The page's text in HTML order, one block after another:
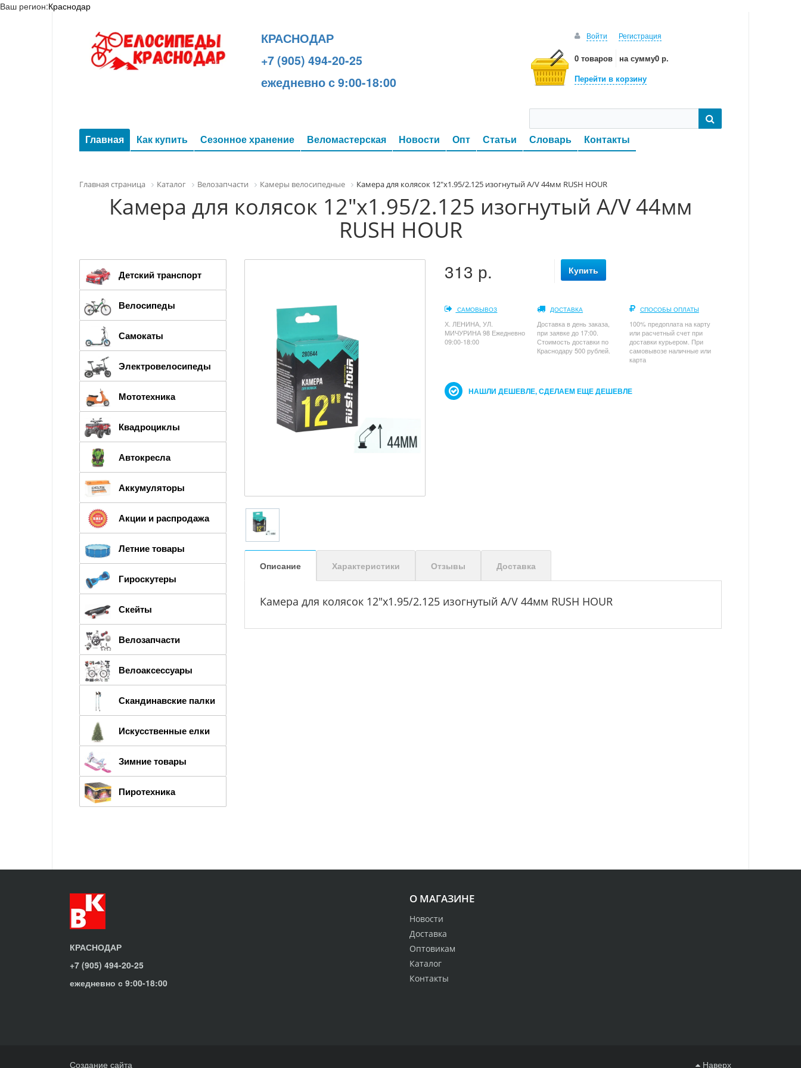
Ваш регион:Краснодар
КРАСНОДАР
+7 (905) 494-20-25
ежедневно с 9:00-18:00
Войти Регистрация
0 товаров на сумму0 р.
Перейти в корзину
Главная Как купить Сезонное хранение Веломастерская Новости Опт Статьи Словарь Контакты
Главная страница Каталог Велозапчасти Камеры велосипедные Камера для колясок 12"x1.95/2.125 изогнутый A/V 44мм RUSH HOUR
Камера для колясок 12"x1.95/2.125 изогнутый A/V 44мм
RUSH HOUR
313 р. Купить
САМОВЫВОЗ
Х. ЛЕНИНА, УЛ.
МИЧУРИНА 98 Ежедневно
09:00-18:00
ДОСТАВКА
Доставка в день заказа,
при заявке до 17:00.
Стоимость доставки по
Краснодару 500 рублей.
СПОСОБЫ ОПЛАТЫ
100% предоплата на карту
или расчетный счет при
доставки курьером. При
самовывозе наличные или
карта
НАШЛИ ДЕШЕВЛЕ, СДЕЛАЕМ ЕЩЕ ДЕШЕВЛЕ
Описание Характеристики Отзывы Доставка
Камера для колясок 12"x1.95/2.125 изогнутый A/V 44мм RUSH HOUR
Детский транспорт
Велосипеды
Самокаты
Электровелосипеды
Мототехника
Квадроциклы
Автокресла
Аккумуляторы
Акции и распродажа
Летние товары
Гироскутеры
Скейты
Велозапчасти
Велоаксессуары
Скандинавские палки
Искусственные елки
Зимние товары
Пиротехника
О МАГАЗИНЕ
Новости
Доставка
Оптовикам
Каталог
Контакты
КРАСНОДАР
+7 (905) 494-20-25
ежедневно с 9:00-18:00
Создание сайта Наверх